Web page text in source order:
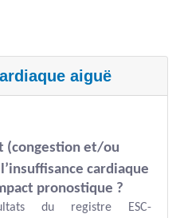
aiguë
(congestion et/ou
cardiaque
pronostique ?
du registre ESC-